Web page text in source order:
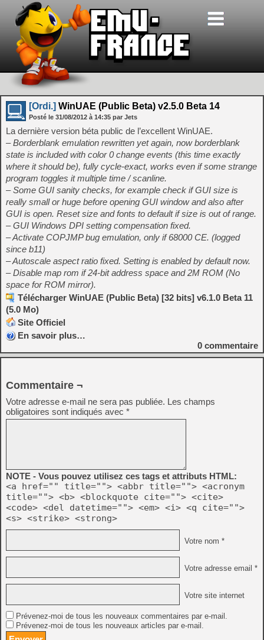
[Ordi.] WinUAE (Public Beta) v2.5.0 Beta 14
Posté le 31/08/2012 à 14:35 par Jets
La dernière version béta public de l’excellent WinUAE.
– Borderblank emulation rewritten yet again, now borderblank
state is included with color 0 change events (this time exactly
where it should be), fully cycle-exact, works even if some strange
program toggles it multiple time / scanline.
– Some GUI sanity checks, for example check if GUI size is
really small or huge before opening GUI window and also after
GUI is open. Reset size and fonts to default if size is out of range.
– GUI Windows DPI setting compensation fixed.
– Activate COPJMP bug emulation, only if 68000 CE. (logged
since b11)
– Autoscale aspect ratio fixed. Setting is enabled by default now.
– Disable map rom if 24-bit address space and 2M ROM (No
space for ROM mirror).
Télécharger WinUAE (Public Beta) [32 bits] v6.1.0 Beta 11
(5.0 Mo)
Site Officiel
En savoir plus…
0 commentaire
Commentaire ¬
Votre adresse e-mail ne sera pas publiée. Les champs
obligatoires sont indiqués avec *
NOTE - Vous pouvez utilisez ces tags et attributs HTML:
<a href="" title=""> <abbr title=""> <acronym
title=""> <b> <blockquote cite=""> <cite>
<code> <del datetime=""> <em> <i> <q cite="">
<s> <strike> <strong>
Votre nom *
Votre adresse email *
Votre site internet
Prévenez-moi de tous les nouveaux commentaires par e-mail.
Prévenez-moi de tous les nouveaux articles par e-mail.